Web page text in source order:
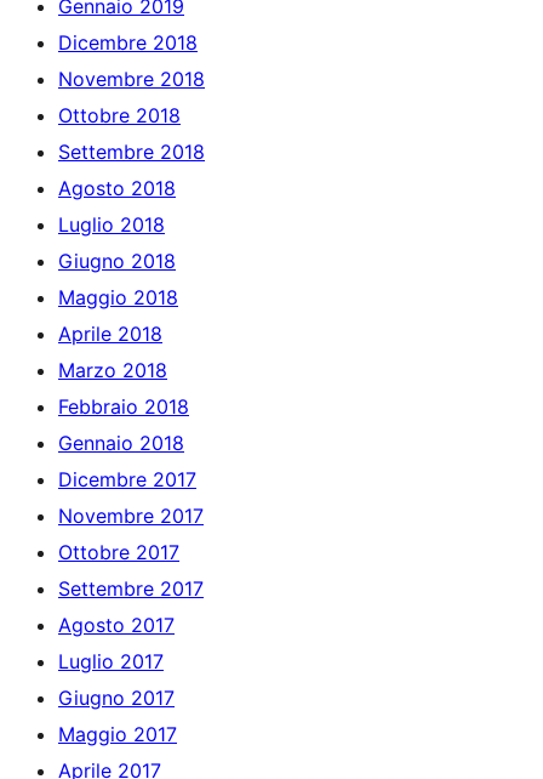
Gennaio 2019
Dicembre 2018
Novembre 2018
Ottobre 2018
Settembre 2018
Agosto 2018
Luglio 2018
Giugno 2018
Maggio 2018
Aprile 2018
Marzo 2018
Febbraio 2018
Gennaio 2018
Dicembre 2017
Novembre 2017
Ottobre 2017
Settembre 2017
Agosto 2017
Luglio 2017
Giugno 2017
Maggio 2017
Aprile 2017